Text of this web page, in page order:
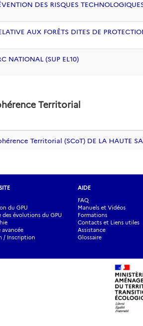
DES RISQUES
AUX FORÊTS DITES DE
NATIONAL (SUP EL10)
Territorial
Territorial (SCoT) DE LA HAUTE
du GPU
des évolutions du GPU
avancée
/ Inscription
AIDE
FAQ
Manuels et Vidéos
Formations
Contacts et Liens utiles
Assistance
Glossaire